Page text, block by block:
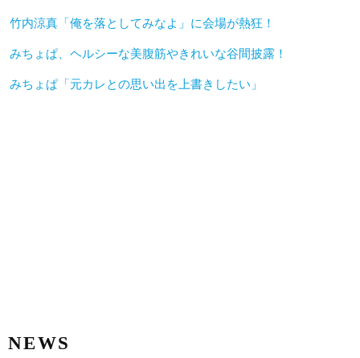
竹内涼真「俺を落としてみなよ」に会場が熱狂！
みちょぱ、ヘルシーな美腹筋やきれいな谷間披露！
みちょぱ「元カレとの思い出を上書きしたい」
NEWS